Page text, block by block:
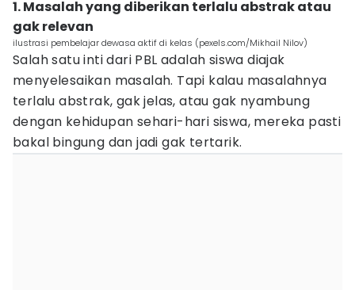
1. Masalah yang diberikan terlalu abstrak atau
gak relevan
ilustrasi pembelajar dewasa aktif di kelas (pexels.com/Mikhail Nilov)
Salah satu inti dari PBL adalah siswa diajak
menyelesaikan masalah. Tapi kalau masalahnya
terlalu abstrak, gak jelas, atau gak nyambung
dengan kehidupan sehari-hari siswa, mereka pasti
bakal bingung dan jadi gak tertarik.